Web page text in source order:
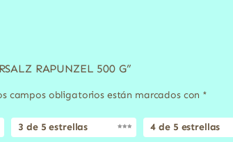
RAPUNZEL 500 G”
campos obligatorios están marcados con *
3 de 5 estrellas 4 de 5 estrellas